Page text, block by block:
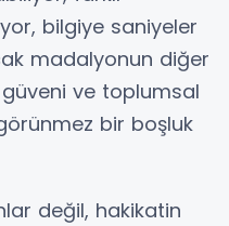
bilgiye saniyeler
madalyonun diğer
ve toplumsal
bir boşluk
değil, hakikatin